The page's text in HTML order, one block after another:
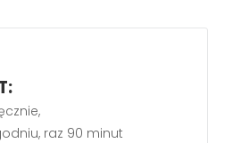
raz 90 minut